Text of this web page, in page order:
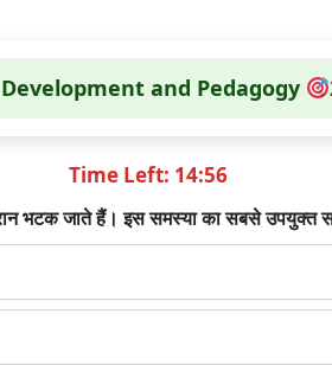
and Pedagogy
Time Left: 14:56
भटक जाते हैं। इस समस्या का सबसे उपयुक्त